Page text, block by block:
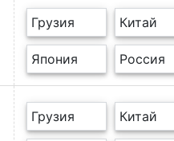
Грузия Китай
Япония Россия
Грузия Китай